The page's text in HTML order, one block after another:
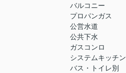
バルコニー
プロパンガス
公営水道
公共下水
ガスコンロ
システムキッチン
バス・トイレ別